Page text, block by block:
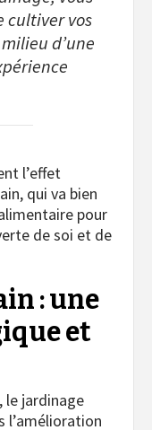
cultiver vos
d’une
l’effet
qui va bien
pour
de soi et de
: une
et
le jardinage
l’amélioration